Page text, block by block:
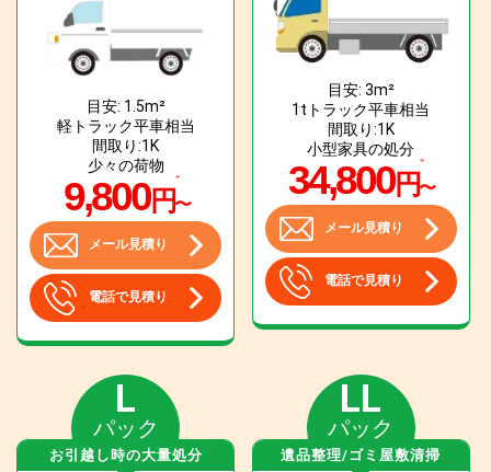
目安: 1.5m²
軽トラック平車相当
間取り:1K
少々の荷物
9,800円〜
メール見積り
電話で見積り
目安: 3m²
1tトラック平車相当
間取り:1K
小型家具の処分
34,800円〜
メール見積り
電話で見積り
L
パック
お引越し時の大量処分
LL
パック
遺品整理/ゴミ屋敷清掃